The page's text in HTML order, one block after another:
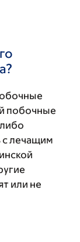
побочные
с лечащим
или не